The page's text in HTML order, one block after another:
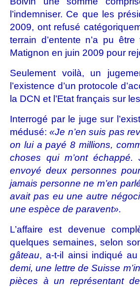
l’indemniser. Ce que les
2009, ont refusé
terrain d’entente n’a pu
Matignon en juin 2009 pour
Seulement voilà, un
l’existence d’un protocole
la DCN et l’Etat français sur
Interrogé par le juge sur
médusé:«Je n’en suis pas
on lui a payé 8 millions,
choses qui m’ont
envoyé deux personnes
jamais personne ne m’en
avait pas eu une autre
une espèce de paravent».
L’affaire est devenue
quelques semaines, selon
gâteau, a-t-il ainsi indiqué au
demi, une lettre de Suisse
pièces à un représentant